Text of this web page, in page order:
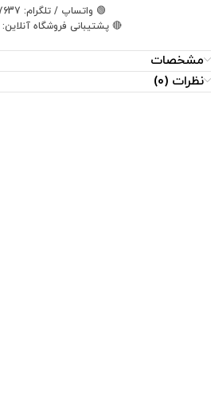
🟢 واتساپ / تلگرام: 09154747637
🔴 پشتیبانی فروشگاه آنلاین:
مشخصات
نظرات (0)